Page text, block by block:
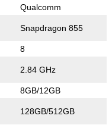
Qualcomm
Snapdragon 855
8
2.84 GHz
8GB/12GB
128GB/512GB